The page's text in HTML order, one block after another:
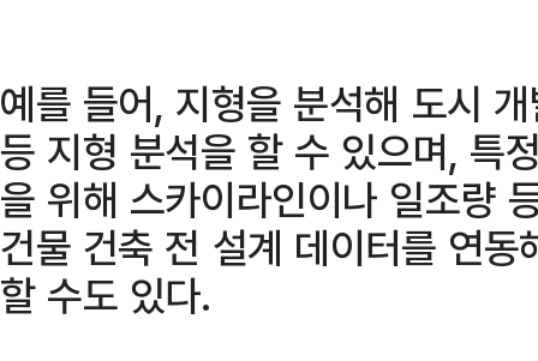
예를 들어, 지형을 분석해 도시
등 지형 분석을 할 수 있으며, 특
을 위해 스카이라인이나 일조량
건물 건축 전 설계 데이터를 연
할 수도 있다.